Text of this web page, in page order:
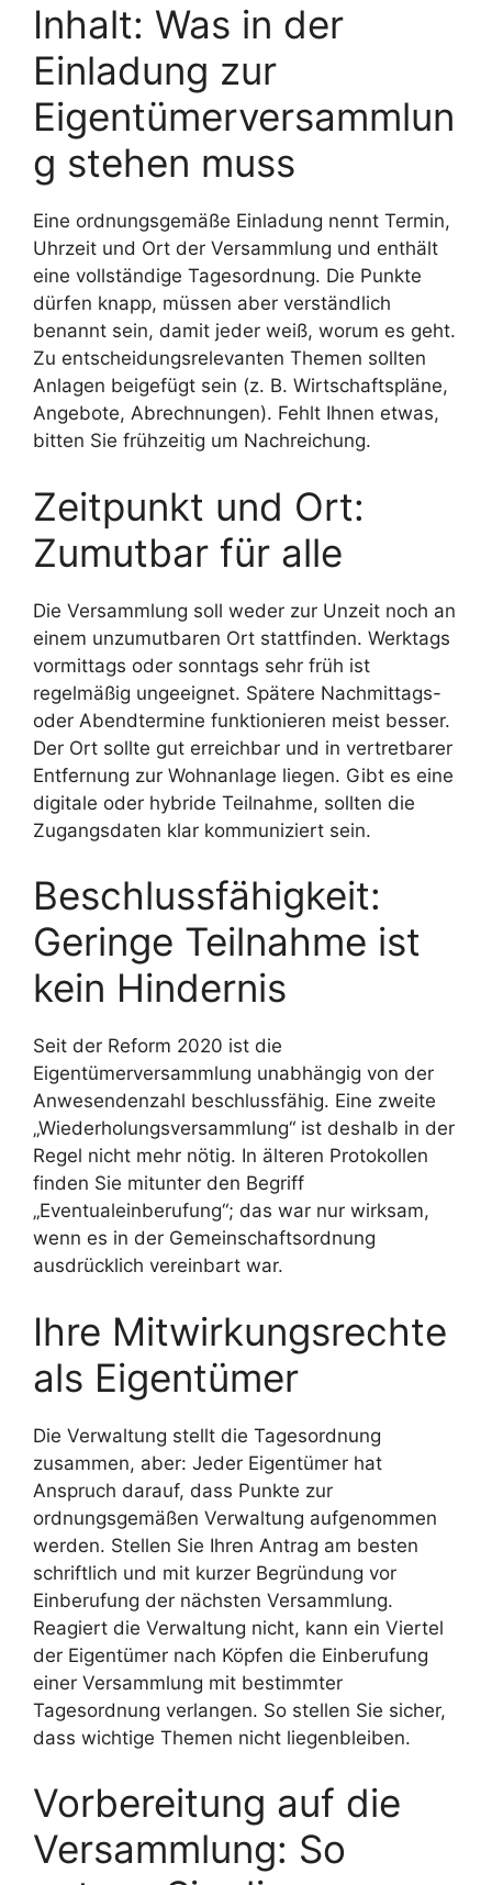
Inhalt: Was in der
Einladung zur
Eigentümerversammlun
g stehen muss
Eine ordnungsgemäße Einladung nennt Termin,
Uhrzeit und Ort der Versammlung und enthält
eine vollständige Tagesordnung. Die Punkte
dürfen knapp, müssen aber verständlich
benannt sein, damit jeder weiß, worum es geht.
Zu entscheidungsrelevanten Themen sollten
Anlagen beigefügt sein (z. B. Wirtschaftspläne,
Angebote, Abrechnungen). Fehlt Ihnen etwas,
bitten Sie frühzeitig um Nachreichung.
Zeitpunkt und Ort:
Zumutbar für alle
Die Versammlung soll weder zur Unzeit noch an
einem unzumutbaren Ort stattfinden. Werktags
vormittags oder sonntags sehr früh ist
regelmäßig ungeeignet. Spätere Nachmittags-
oder Abendtermine funktionieren meist besser.
Der Ort sollte gut erreichbar und in vertretbarer
Entfernung zur Wohnanlage liegen. Gibt es eine
digitale oder hybride Teilnahme, sollten die
Zugangsdaten klar kommuniziert sein.
Beschlussfähigkeit:
Geringe Teilnahme ist
kein Hindernis
Seit der Reform 2020 ist die
Eigentümerversammlung unabhängig von der
Anwesendenzahl beschlussfähig. Eine zweite
„Wiederholungsversammlung“ ist deshalb in der
Regel nicht mehr nötig. In älteren Protokollen
finden Sie mitunter den Begriff
„Eventualeinberufung“; das war nur wirksam,
wenn es in der Gemeinschaftsordnung
ausdrücklich vereinbart war.
Ihre Mitwirkungsrechte
als Eigentümer
Die Verwaltung stellt die Tagesordnung
zusammen, aber: Jeder Eigentümer hat
Anspruch darauf, dass Punkte zur
ordnungsgemäßen Verwaltung aufgenommen
werden. Stellen Sie Ihren Antrag am besten
schriftlich und mit kurzer Begründung vor
Einberufung der nächsten Versammlung.
Reagiert die Verwaltung nicht, kann ein Viertel
der Eigentümer nach Köpfen die Einberufung
einer Versammlung mit bestimmter
Tagesordnung verlangen. So stellen Sie sicher,
dass wichtige Themen nicht liegenbleiben.
Vorbereitung auf die
Versammlung: So